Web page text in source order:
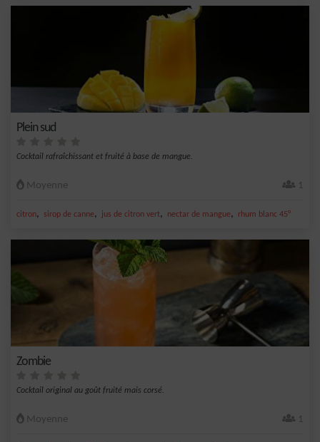
Plein sud
Cocktail rafraîchissant et fruité à base de mangue.
Moyenne 1
citron, sirop de canne, jus de citron vert, nectar de mangue, rhum blanc 45°
Zombie
Cocktail original au goût fruité mais corsé.
Moyenne 1